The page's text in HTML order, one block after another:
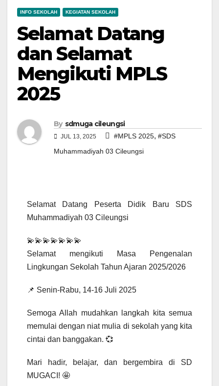
INFO SEKOLAH KEGIATAN SEKOLAH
Selamat Datang
dan Selamat
Mengikuti MPLS
2025
By sdmuga cileungsi
JUL 13, 2025 #MPLS 2025, #SDS
Muhammadiyah 03 Cileungsi
Selamat Datang Peserta Didik Baru SDS
Muhammadiyah 03 Cileungsi
💫💫💫💫💫💫💫
Selamat mengikuti Masa Pengenalan
Lingkungan Sekolah Tahun Ajaran 2025/2026
📌 Senin-Rabu, 14-16 Juli 2025
Semoga Allah mudahkan langkah kita semua
memulai dengan niat mulia di sekolah yang kita
cintai dan banggakan. 💞
Mari hadir, belajar, dan bergembira di SD
MUGACI! 🤩